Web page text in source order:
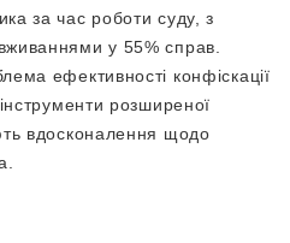
за час роботи суду, з
у 55% справ.
ефективності конфіскації
розширеної
вдосконалення щодо